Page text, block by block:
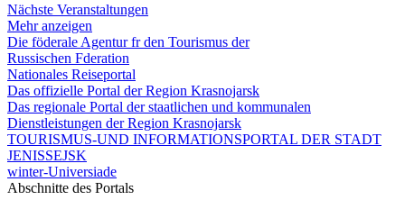
Nächste Veranstaltungen
Mehr anzeigen
Die föderale Agentur fr den Tourismus der
Russischen Fderation
Nationales Reiseportal
Das offizielle Portal der Region Krasnojarsk
Das regionale Portal der staatlichen und kommunalen
Dienstleistungen der Region Krasnojarsk
TOURISMUS-UND INFORMATIONSPORTAL DER STADT
JENISSEJSK
winter-Universiade
Abschnitte des Portals